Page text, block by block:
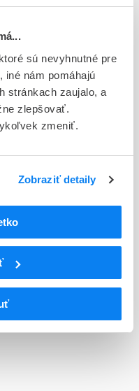
sú nevyhnutné pre
iné nám pomáhajú
stránkach zaujalo, a
zlepšovať.
zmeniť.
Zobraziť detaily